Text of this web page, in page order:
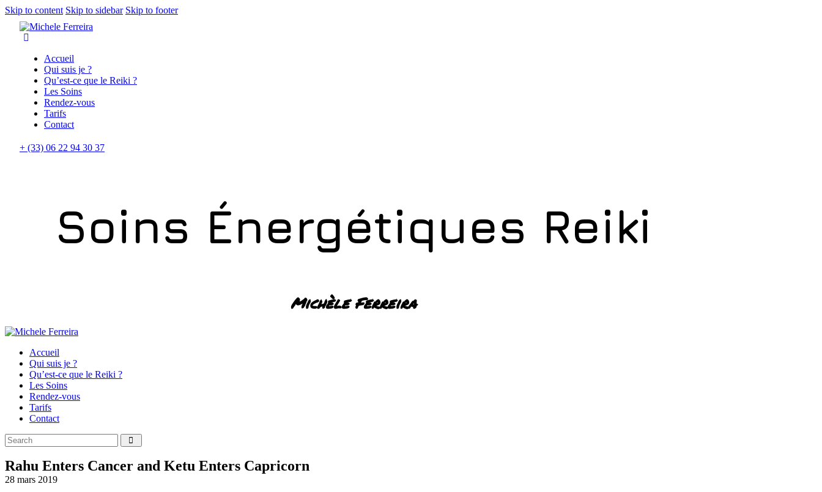
Skip to content Skip to sidebar Skip to footer
Accueil
Qui suis je ?
Qu’est-ce que le Reiki ?
Les Soins
Rendez-vous
Tarifs
Contact
+ (33) 06 22 94 30 37
Soins Énergétiques Reiki
Michèle Ferreira
Accueil
Qui suis je ?
Qu’est-ce que le Reiki ?
Les Soins
Rendez-vous
Tarifs
Contact
Rahu Enters Cancer and Ketu Enters Capricorn
28 mars 2019